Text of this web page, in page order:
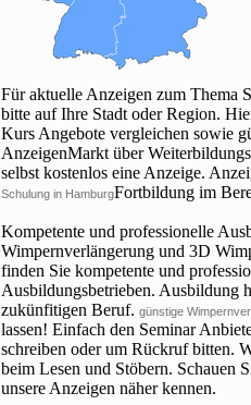
Für aktuelle Anzeigen zum Thema
bitte auf Ihre Stadt oder Region.
Kurs Angebote vergleichen sowie
AnzeigenMarkt über
selbst kostenlos eine Anzeige.
Schulung in HamburgFortbildung im
Kompetente und professionelle
Wimpernverlängerung und 3D
finden Sie kompetente und
Ausbildungsbetrieben. Ausbildung
zukünfitigen Beruf. günstige
lassen! Einfach den Seminar
schreiben oder um Rückruf bitten.
beim Lesen und Stöbern. Schauen
unsere Anzeigen näher kennen.